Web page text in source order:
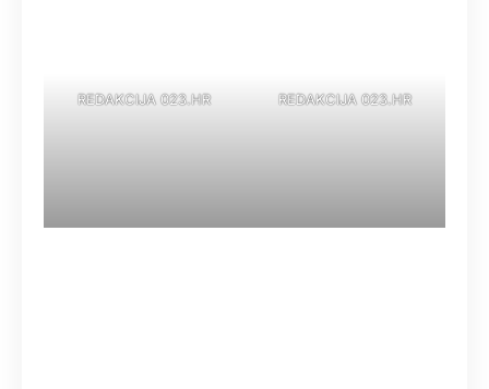
REDAKCIJA 023.HR REDAKCIJA 023.HR